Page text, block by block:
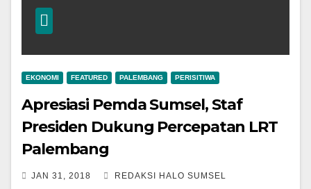
EKONOMI FEATURED PALEMBANG PERISITIWA
Apresiasi Pemda Sumsel, Staf
Presiden Dukung Percepatan LRT
Palembang
JAN 31, 2018 REDAKSI HALO SUMSEL